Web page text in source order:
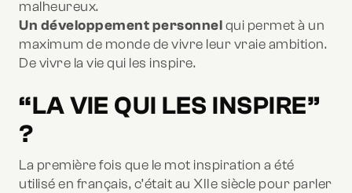
malheureux.
Un développement personnelqui permet à un
maximum de monde de vivre leur vraie ambition.
De vivre la vie qui les inspire.
“LA VIE QUI LES INSPIRE”
?
La première fois que le mot inspiration a été
utilisé en français, c’était au XIIe siècle pour parler